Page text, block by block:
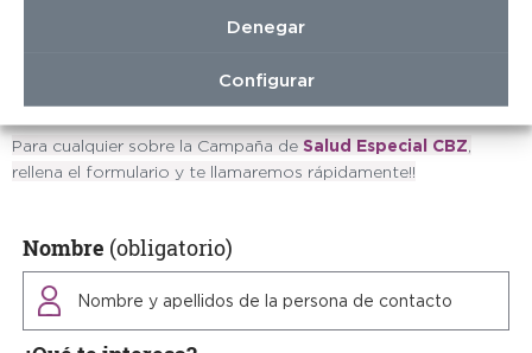
Denegar
Configurar
Para cualquier sobre la Campaña de Salud Especial CBZ
rellena el formulario y te llamaremos rápidamente!!
Nombre (obligatorio)